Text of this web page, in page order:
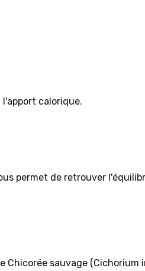
calorique.
permet de retrouver
Chicorée sauvage